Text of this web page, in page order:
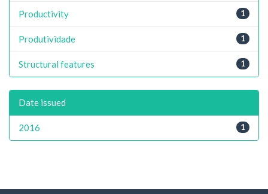
1
Productivity
1
Produtividade
1
Structural features
Date issued
1
2016